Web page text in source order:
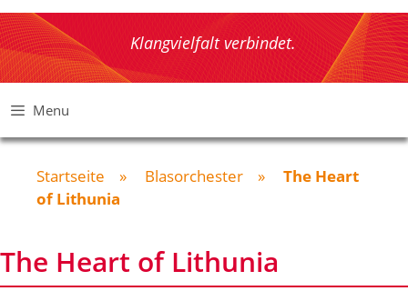
Klangvielfalt verbindet.
Menu
Startseite » Blasorchester » The Heart
of Lithunia
The Heart of Lithunia